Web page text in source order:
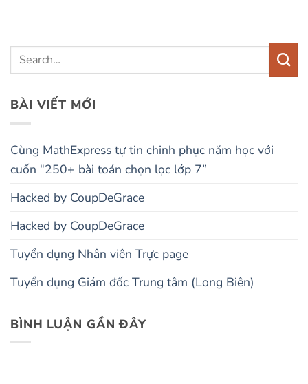
BÀI VIẾT MỚI
Cùng MathExpress tự tin chinh phục năm học với
cuốn “250+ bài toán chọn lọc lớp 7”
Hacked by CoupDeGrace
Hacked by CoupDeGrace
Tuyển dụng Nhân viên Trực page
Tuyển dụng Giám đốc Trung tâm (Long Biên)
BÌNH LUẬN GẦN ĐÂY